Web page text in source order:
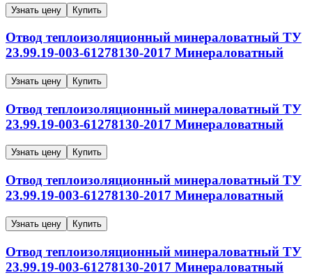
Узнать цену Купить
Отвод теплоизоляционный минераловатный ТУ
23.99.19-003-61278130-2017 Минераловатный
Узнать цену Купить
Отвод теплоизоляционный минераловатный ТУ
23.99.19-003-61278130-2017 Минераловатный
Узнать цену Купить
Отвод теплоизоляционный минераловатный ТУ
23.99.19-003-61278130-2017 Минераловатный
Узнать цену Купить
Отвод теплоизоляционный минераловатный ТУ
23.99.19-003-61278130-2017 Минераловатный